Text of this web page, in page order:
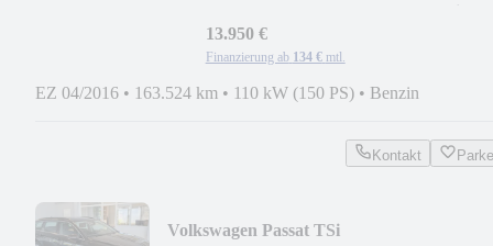
13.950 €
Finanzierung ab 134 € mtl.
EZ 04/2016 • 163.524 km • 110 kW (150 PS) • Benzin
Kontakt
Volkswagen Passat TSi